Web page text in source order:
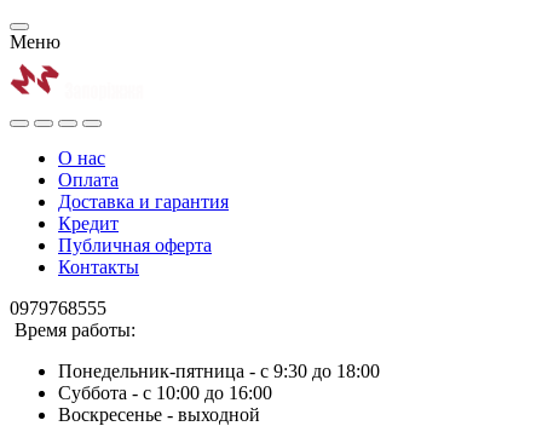
Меню
О нас
Оплата
Доставка и гарантия
Кредит
Публичная оферта
Контакты
0979768555
Время работы:
Понедельник-пятница - с 9:30 до 18:00
Суббота - с 10:00 до 16:00
Воскресенье - выходной